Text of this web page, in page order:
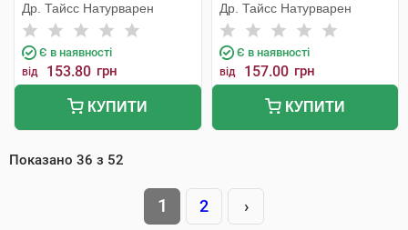
Др. Тайсс Натурварен
Є в наявності
від 153.80 грн
КУПИТИ
Др. Тайсс Натурварен
Є в наявності
від 157.00 грн
КУПИТИ
Показано 36 з 52
1 2 ›